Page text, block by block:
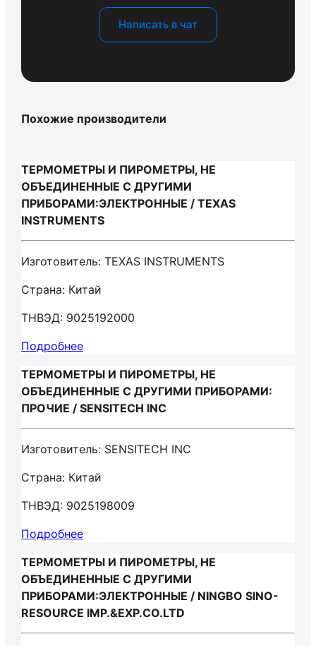
Написать в чат
Похожие производители
ТЕРМОМЕТРЫ И ПИРОМЕТРЫ, НЕ
ОБЪЕДИНЕННЫЕ С ДРУГИМИ
ПРИБОРАМИ:ЭЛЕКТРОННЫЕ / TEXAS
INSTRUMENTS
Изготовитель: TEXAS INSTRUMENTS
Страна: Китай
ТНВЭД: 9025192000
Подробнее
ТЕРМОМЕТРЫ И ПИРОМЕТРЫ, НЕ
ОБЪЕДИНЕННЫЕ С ДРУГИМИ ПРИБОРАМИ:
ПРОЧИЕ / SENSITECH INC
Изготовитель: SENSITECH INC
Страна: Китай
ТНВЭД: 9025198009
Подробнее
ТЕРМОМЕТРЫ И ПИРОМЕТРЫ, НЕ
ОБЪЕДИНЕННЫЕ С ДРУГИМИ
ПРИБОРАМИ:ЭЛЕКТРОННЫЕ / NINGBO SINO-
RESOURCE IMP.&EXP.CO.LTD